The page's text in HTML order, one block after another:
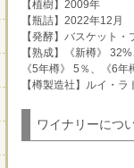
【植樹】2009年
【瓶詰】2022年12月
【発酵】バスケット
【熟成】《新樽》
《5年樽》 5％、《6
【樽製造社】ルイ・
ワイナリーにつ